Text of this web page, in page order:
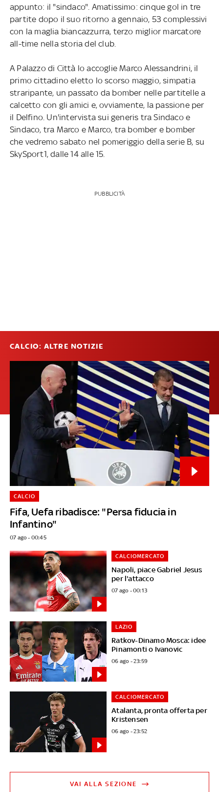
appunto: il "sindaco". Amatissimo: cinque gol in tre
partite dopo il suo ritorno a gennaio, 53 complessivi
con la maglia biancazzurra, terzo miglior marcatore
all-time nella storia del club.
A Palazzo di Città lo accoglie Marco Alessandrini, il
primo cittadino eletto lo scorso maggio, simpatia
straripante, un passato da bomber nelle partitelle a
calcetto con gli amici e, ovviamente, la passione per
il Delfino. Un'intervista sui generis tra Sindaco e
Sindaco, tra Marco e Marco, tra bomber e bomber
che vedremo sabato nel pomeriggio della serie B, su
SkySport1, dalle 14 alle 15.
PUBBLICITÀ
CALCIO: ALTRE NOTIZIE
Fifa, Uefa ribadisce: "Persa fiducia in
Infantino"
CALCIO
07 ago - 00:45
Napoli, piace Gabriel Jesus
per l'attacco
CALCIOMERCATO
07 ago - 00:13
Ratkov-Dinamo Mosca: idee
Pinamonti o Ivanovic
LAZIO
06 ago - 23:59
Atalanta, pronta offerta per
Kristensen
CALCIOMERCATO
06 ago - 23:52
VAI ALLA SEZIONE